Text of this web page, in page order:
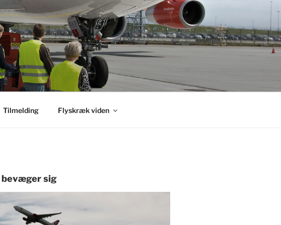
Tilmelding Flyskræk viden
bevæger sig